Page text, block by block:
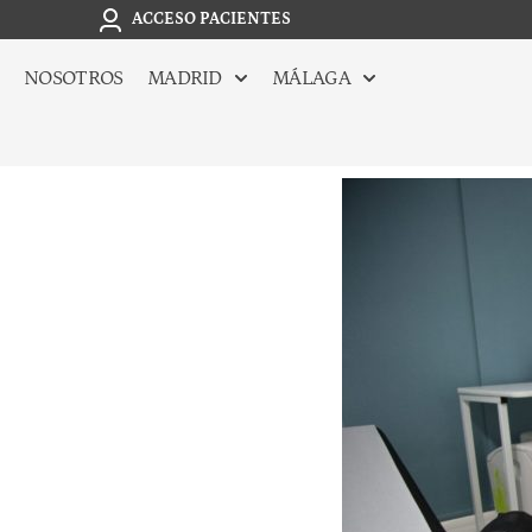
ACCESO PACIENTES
NOSOTROS MADRID MÁLAGA